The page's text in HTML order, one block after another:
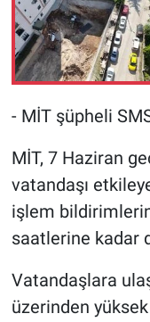
- MİT şüpheli
MİT, 7 Haziran
vatandaşı
işlem
saatlerine kadar
Vatandaşlara
üzerinden